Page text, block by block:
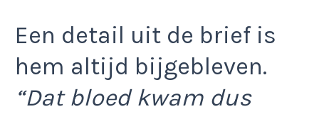
Een detail uit de brief is
hem altijd bijgebleven.
“Dat bloed kwam dus